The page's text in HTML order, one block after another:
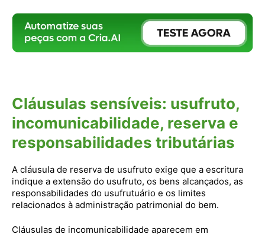
Cláusulas sensíveis: usufruto,
incomunicabilidade, reserva e
responsabilidades tributárias
A cláusula de reserva de usufruto exige que a escritura
indique a extensão do usufruto, os bens alcançados, as
responsabilidades do usufrutuário e os limites
relacionados à administração patrimonial do bem.
Cláusulas de incomunicabilidade aparecem em